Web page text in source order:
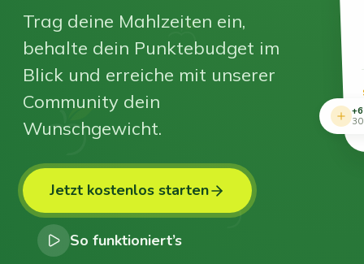
Trag deine Mahlzeiten ein,
behalte dein Punktebudget im
Blick und erreiche mit unserer
Community dein
Wunschgewicht.
Jetzt kostenlos starten
So funktioniert’s